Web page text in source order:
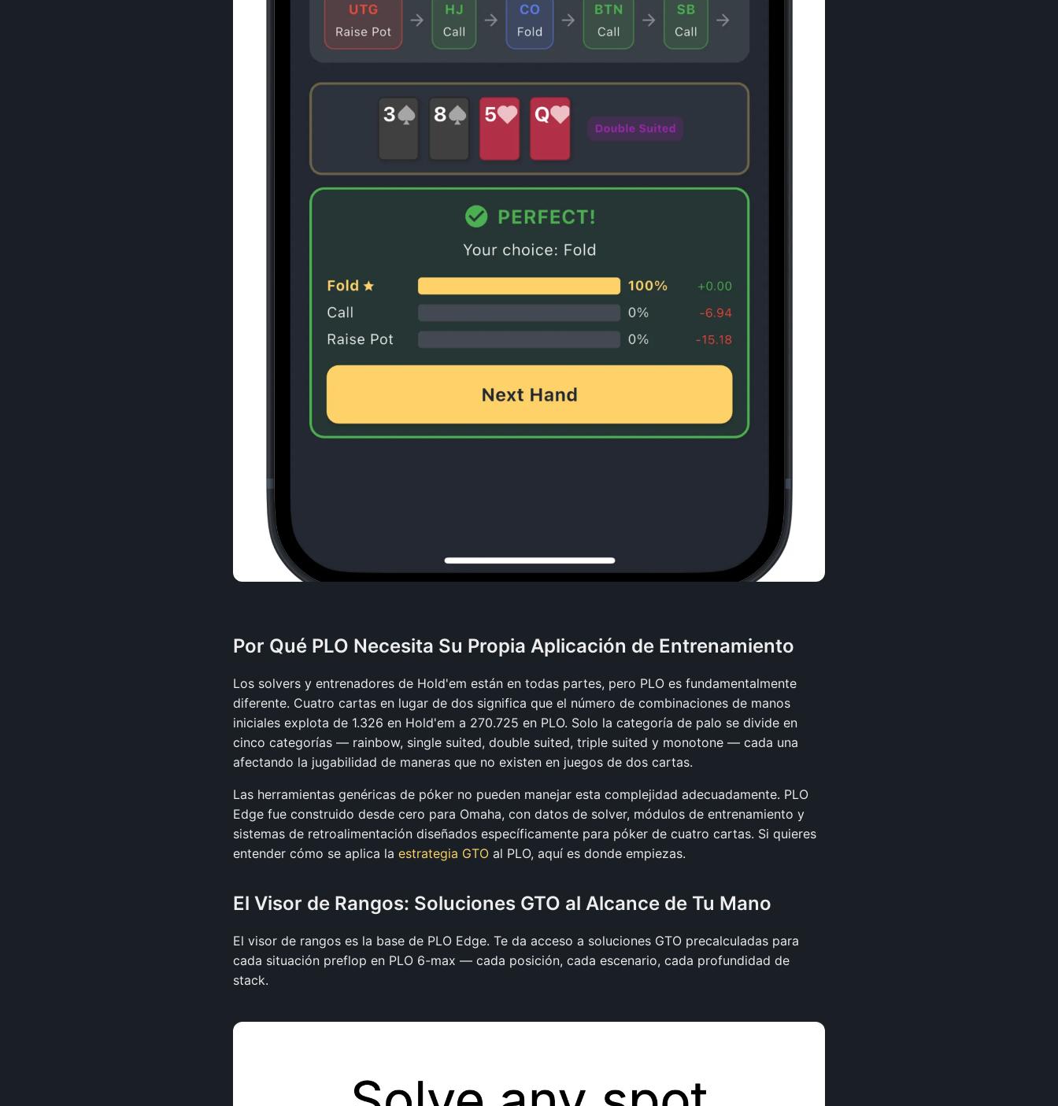
Por Qué PLO Necesita Su Propia Aplicación de Entrenamiento
Los solvers y entrenadores de Hold'em están en todas partes, pero PLO es fundamentalmente
diferente. Cuatro cartas en lugar de dos significa que el número de combinaciones de manos
iniciales explota de 1.326 en Hold'em a 270.725 en PLO. Solo la categoría de palo se divide en
cinco categorías — rainbow, single suited, double suited, triple suited y monotone — cada una
afectando la jugabilidad de maneras que no existen en juegos de dos cartas.
Las herramientas genéricas de póker no pueden manejar esta complejidad adecuadamente. PLO
Edge fue construido desde cero para Omaha, con datos de solver, módulos de entrenamiento y
sistemas de retroalimentación diseñados específicamente para póker de cuatro cartas. Si quieres
entender cómo se aplica la estrategia GTO al PLO, aquí es donde empiezas.
El Visor de Rangos: Soluciones GTO al Alcance de Tu Mano
El visor de rangos es la base de PLO Edge. Te da acceso a soluciones GTO precalculadas para
cada situación preflop en PLO 6-max — cada posición, cada escenario, cada profundidad de
stack.